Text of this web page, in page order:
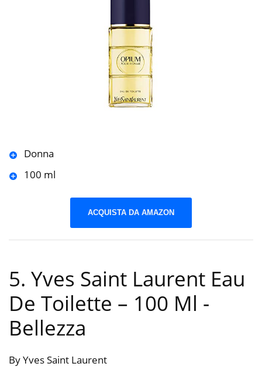
Donna
100 ml
ACQUISTA DA AMAZON
5. Yves Saint Laurent Eau
De Toilette – 100 Ml -
Bellezza
By Yves Saint Laurent